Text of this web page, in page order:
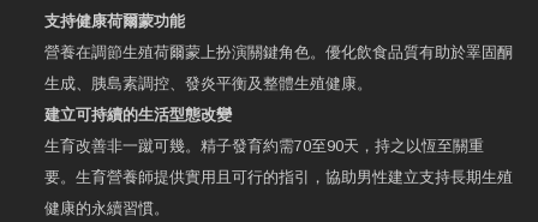
支持健康荷爾蒙功能
營養在調節生殖荷爾蒙上扮演關鍵角色。優化飲食品質有助於睪固酮
生成、胰島素調控、發炎平衡及整體生殖健康。
建立可持續的生活型態改變
生育改善非一蹴可幾。精子發育約需70至90天，持之以恆至關重
要。生育營養師提供實用且可行的指引，協助男性建立支持長期生殖
健康的永續習慣。